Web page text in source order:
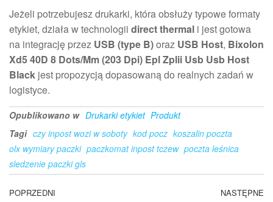
Jeżeli potrzebujesz drukarki, która obsłuży typowe formaty
etykiet, działa w technologii direct thermal i jest gotowa
na integrację przez USB (type B)oraz USB Host, Bixolon
Xd5 40D 8 Dots/Mm (203 Dpi) Epl Zplii Usb Usb Host
Black jest propozycją dopasowaną do realnych zadań w
logistyce.
Opublikowano w Drukarki etykiet Produkt
Tagi czy inpost wozi w soboty kod pocz koszalin poczta
olx wymiary paczki paczkomat inpost tczew poczta leśnica
sledzenie paczki gls
Nawigacja
Poprzedni
POPRZEDNI NASTĘPNE